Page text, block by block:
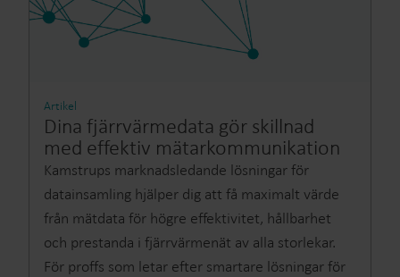
Artikel
Dina fjärrvärmedata gör skillnad
med effektiv mätarkommunikation
Kamstrups marknadsledande lösningar för
datainsamling hjälper dig att få maximalt värde
från mätdata för högre effektivitet, hållbarhet
och prestanda i fjärrvärmenät av alla storlekar.
För proffs som letar efter smartare lösningar för